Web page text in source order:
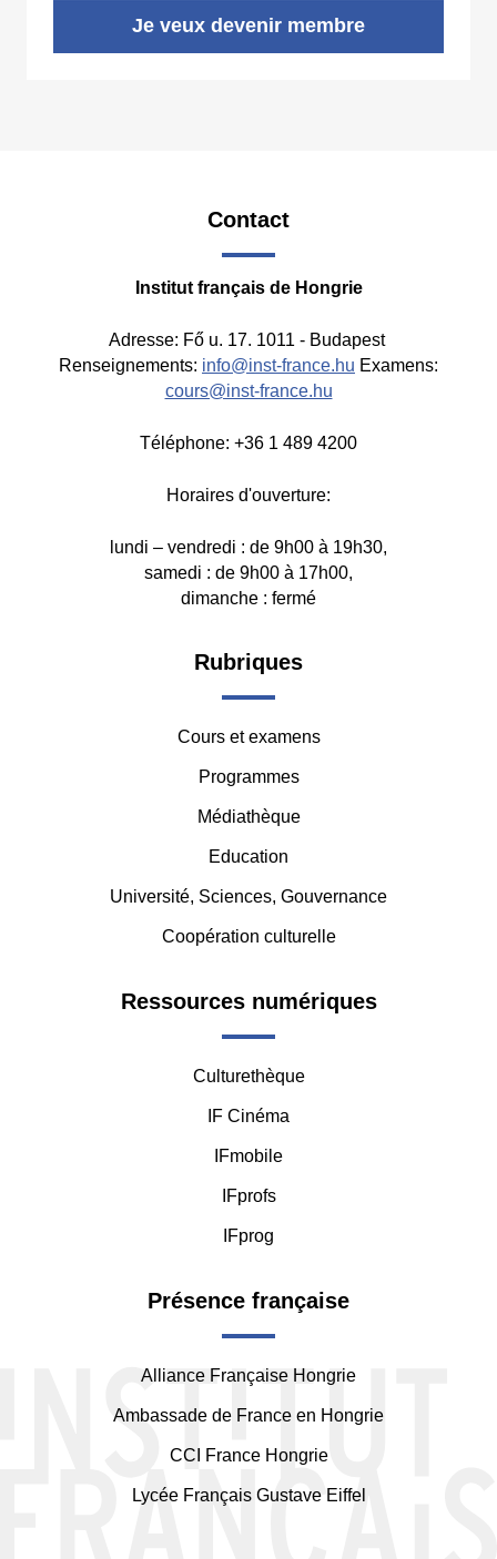
Je veux devenir membre
Contact
Institut français de Hongrie
Adresse: Fő u. 17. 1011 - Budapest
Renseignements: info@inst-france.hu Examens:
cours@inst-france.hu
Téléphone: +36 1 489 4200
Horaires d'ouverture:
lundi – vendredi : de 9h00 à 19h30,
samedi : de 9h00 à 17h00,
dimanche : fermé
Rubriques
Cours et examens
Programmes
Médiathèque
Education
Université, Sciences, Gouvernance
Coopération culturelle
Ressources numériques
Culturethèque
IF Cinéma
IFmobile
IFprofs
IFprog
Présence française
Alliance Française Hongrie
Ambassade de France en Hongrie
CCI France Hongrie
Lycée Français Gustave Eiffel